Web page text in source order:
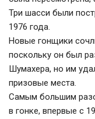
Три шасси были
1976 года.
Новые гонщики
поскольку он был
Шумахера, но им
призовые места.
Самым большим
в гонке, впервые с